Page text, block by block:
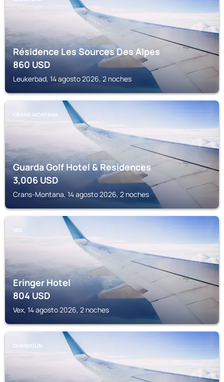
Résidence Les Sources Des Alpes
860USD
Leukerbad, 14 agosto 2026, 2 noches
CRANS-MONTANA
Guarda Golf Hotel & Residences
3,006 USD
Crans-Montana, 14 agosto 2026, 2 noches
VEX
Eringer Hotel
804USD
Vex, 14 agosto 2026, 2 noches
CHANDOLIN